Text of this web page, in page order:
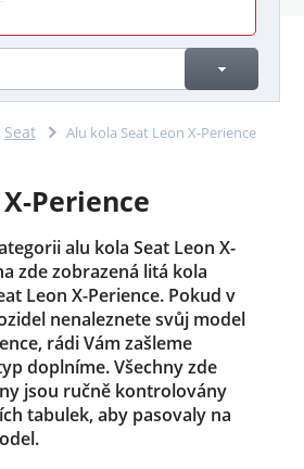
Seat Alu kola Seat Leon X-Perience
Perience
alu kola Seat Leon X-
zde zobrazená litá kola
Leon X-Perience. Pokud v
nenaleznete svůj model
rádi Vám zašleme
doplníme. Všechny zde
jsou ručně kontrolovány
tabulek, aby pasovaly na